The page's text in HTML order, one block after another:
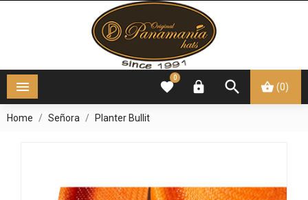
  (0)


0
Home Señora Planter Bullit